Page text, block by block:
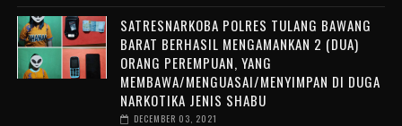
SATRESNARKOBA POLRES TULANG BAWANG
BARAT BERHASIL MENGAMANKAN 2 (DUA)
ORANG PEREMPUAN, YANG
MEMBAWA/MENGUASAI/MENYIMPAN DI DUGA
NARKOTIKA JENIS SHABU
DECEMBER 03, 2021